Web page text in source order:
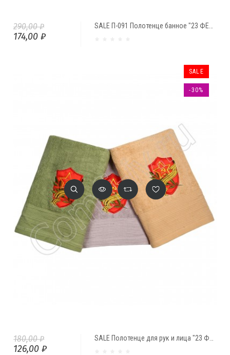
SALE П-091 Полотенце банное "23 ФЕВРАЛЯ" (70*140)
290,00 ₽
174,00 ₽
180,00 ₽
126,00 ₽
SALE
-30%